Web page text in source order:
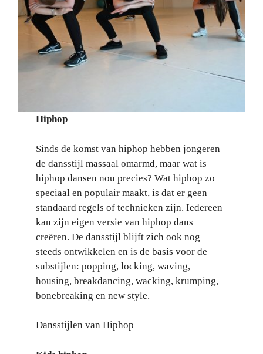
Hiphop
Sinds de komst van hiphop hebben jongeren
de dansstijl massaal omarmd, maar wat is
hiphop dansen nou precies? Wat hiphop zo
speciaal en populair maakt, is dat er geen
standaard regels of technieken zijn. Iedereen
kan zijn eigen versie van hiphop dans
creëren. De dansstijl blijft zich ook nog
steeds ontwikkelen en is de basis voor de
substijlen: popping, locking, waving,
housing, breakdancing, wacking, krumping,
bonebreaking en new style.
Dansstijlen van Hiphop